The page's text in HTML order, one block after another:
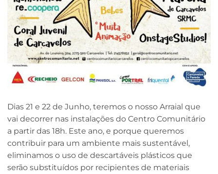
Dias 21 e 22 de Junho, teremos o nosso Arraial que
vai decorrer nas instalações do Centro Comunitário
a partir das 18h. Este ano, e porque queremos
contribuir para um ambiente mais sustentável,
eliminamos o uso de descartáveis plásticos que
serão substituídos por recipientes de materiais